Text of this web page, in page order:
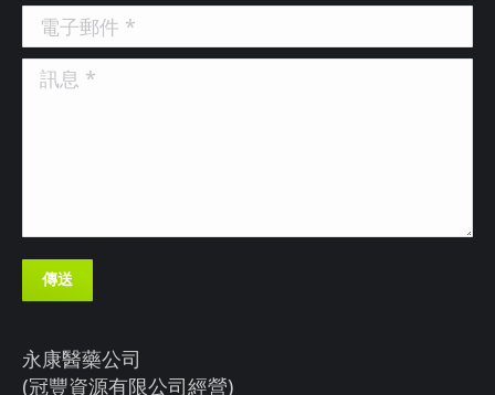
電子郵件 *
訊息 *
傳送
永康醫藥公司
(冠豐資源有限公司經營)